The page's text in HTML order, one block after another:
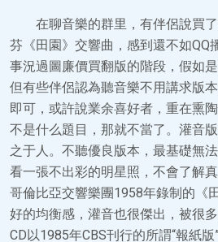
在聊音樂的群里，有伴侶說買
芬《田園》交響曲，感到還不如QQ
事況過圖廉價買翻版的階段，假如
但有些伴侶認為聽音樂不用講求版
即可，或許說業余喜好者，重在熏
不是什么題目，那就不當了。灌音
之于人。不聽優良版本，最基礎無
看一張不出彩的明星照，不會了解
哥倫比亞交響樂團1958年錄制的《
好的均衡感，灌音也很傑出，被很
CD以1985年CBS刊行的所謂“報紙